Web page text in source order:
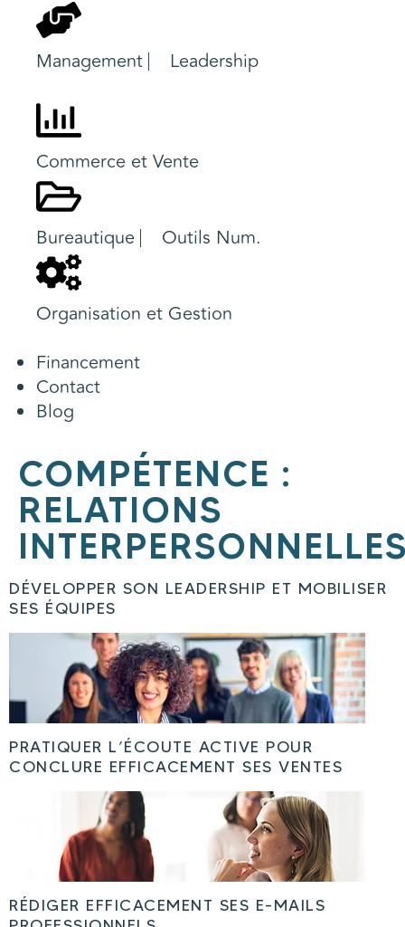
Management ⎸ Leadership
Commerce et Vente
Bureautique ⎸ Outils Num.
Organisation et Gestion
Financement
Contact
Blog
COMPÉTENCE :
RELATIONS
DÉVELOPPER SON LEADERSHIP ET MOBILISER
SES ÉQUIPES
PRATIQUER L’ÉCOUTE ACTIVE POUR
CONCLURE EFFICACEMENT SES VENTES
RÉDIGER EFFICACEMENT SES E-MAILS